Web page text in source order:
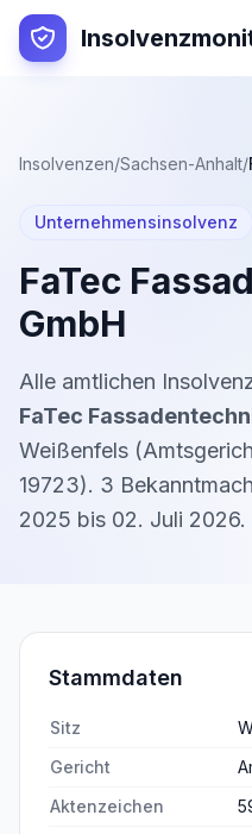
Insolvenzen/Sachsen-Anhalt/
Unternehmensinsolvenz
FaTec
GmbH
Alle amtlichen
FaTec
Weißenfels (
19723). 3
2025 bis 02. Juli 2026.
Stammdaten
Sitz
Gericht
Aktenzeichen